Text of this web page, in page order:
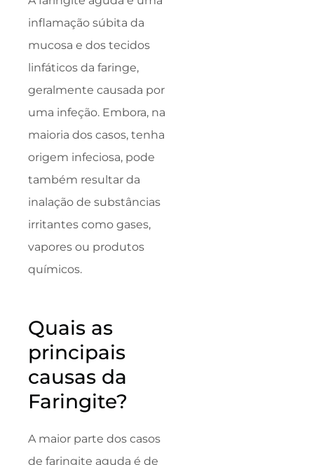
inflamação súbita da
mucosa e dos tecidos
linfáticos da faringe,
geralmente causada por
uma infeção. Embora, na
maioria dos casos, tenha
origem infeciosa, pode
também resultar da
inalação de substâncias
irritantes como gases,
vapores ou produtos
químicos.
Quais as
principais
causas da
Faringite?
A maior parte dos casos
de faringite aguda é de